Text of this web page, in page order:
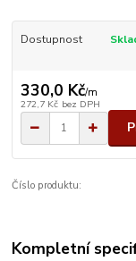
Dostupnost
330,0 Kč/m
272,7 Kč bez DPH
Číslo produktu:
Kompletní